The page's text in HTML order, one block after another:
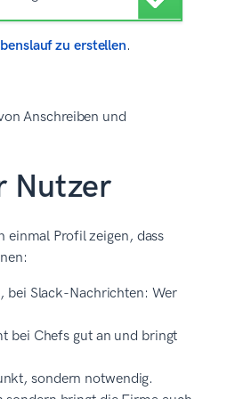
zu erstellen.
Anschreiben und
Nutzer
einmal Profil zeigen, dass
bei Slack-Nachrichten: Wer
bei Chefs gut an und bringt
sondern notwendig.